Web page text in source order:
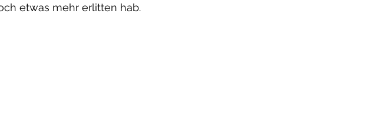
etwas mehr erlitten hab.